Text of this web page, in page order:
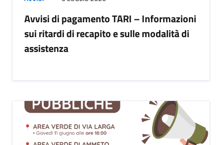
Avvisi di pagamento TARI – Informazioni
sui ritardi di recapito e sulle modalità di
assistenza